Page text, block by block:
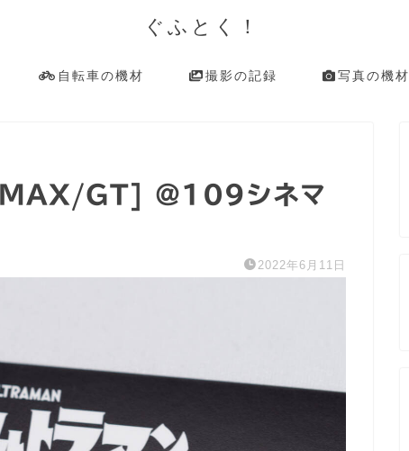
ぐふとく！
自転車の機材 撮影の記録 写真の機材
GT] @109シネマ
2022年6月11日